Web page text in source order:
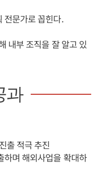
전문가로 꼽힌다.
내부 조직을 잘 알고 있
과
출 적극 추진
하며 해외사업을 확대하